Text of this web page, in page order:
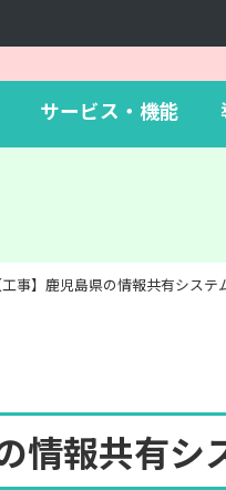
サービス・機能
工事】鹿児島県の情報共有シス
情報共有